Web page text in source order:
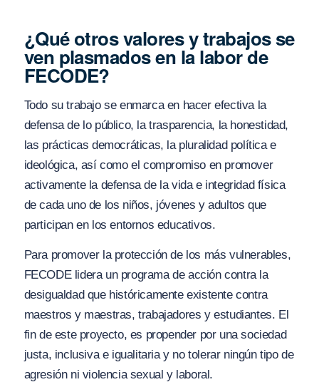
¿Qué otros valores y trabajos se
ven plasmados en la labor de
FECODE?
Todo su trabajo se enmarca en hacer efectiva la
defensa de lo público, la trasparencia, la honestidad,
las prácticas democráticas, la pluralidad política e
ideológica, así como el compromiso en promover
activamente la defensa de la vida e integridad física
de cada uno de los niños, jóvenes y adultos que
participan en los entornos educativos.
Para promover la protección de los más vulnerables,
FECODE lidera un programa de acción contra la
desigualdad que históricamente existente contra
maestros y maestras, trabajadores y estudiantes. El
fin de este proyecto, es propender por una sociedad
justa, inclusiva e igualitaria y no tolerar ningún tipo de
agresión ni violencia sexual y laboral.